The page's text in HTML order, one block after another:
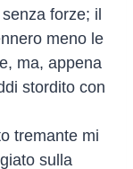
forze; il
meno le
ma, appena
stordito con
tremante mi
sulla